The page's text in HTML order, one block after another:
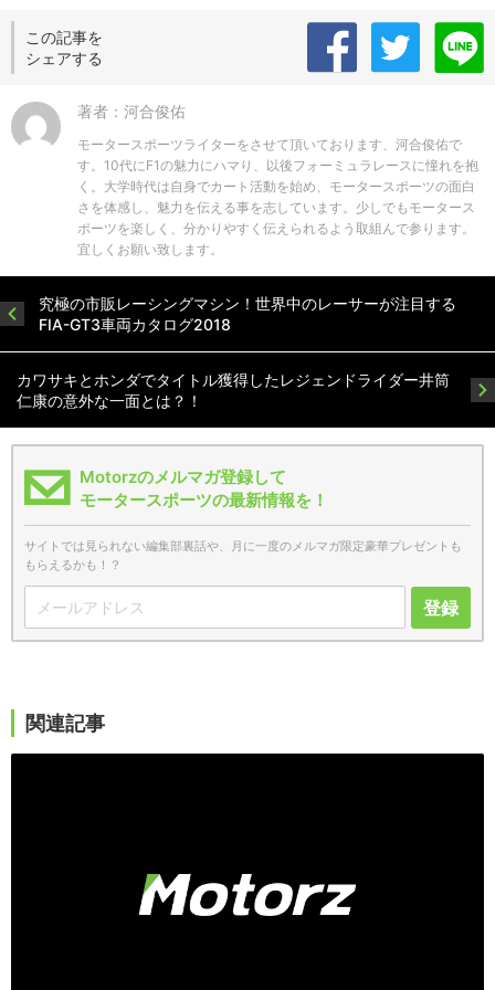
この記事を
シェアする
著者：河合俊佑
モータースポーツライターをさせて頂いております、河合俊佑で
す。10代にF1の魅力にハマり、以後フォーミュラレースに憧れを抱
く。大学時代は自身でカート活動を始め、モータースポーツの面白
さを体感し、魅力を伝える事を志しています。少しでもモータース
ポーツを楽しく、分かりやすく伝えられるよう取組んで参ります。
宜しくお願い致します。
究極の市販レーシングマシン！世界中のレーサーが注目する
FIA-GT3車両カタログ2018
カワサキとホンダでタイトル獲得したレジェンドライダー井筒
仁康の意外な一面とは？！
Motorzのメルマガ登録して
モータースポーツの最新情報を！
サイトでは見られない編集部裏話や、月に一度のメルマガ限定豪華プレゼントも
もらえるかも！？
登録
関連記事